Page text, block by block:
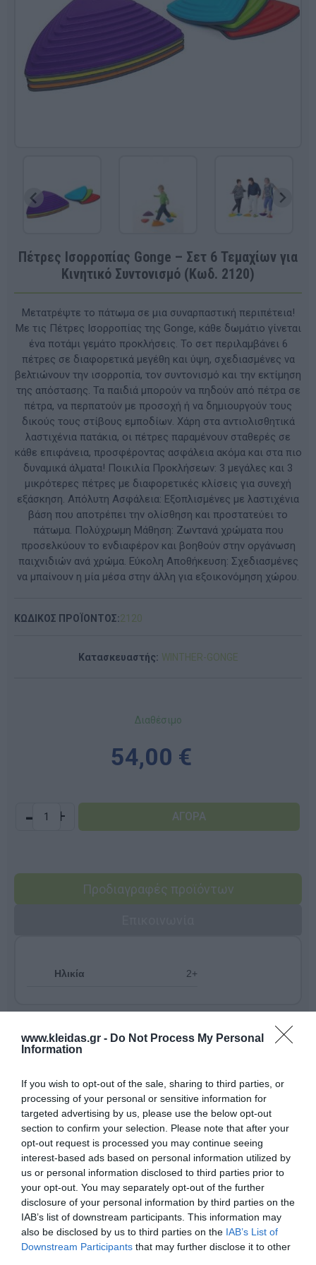
www.kleidas.gr - Do Not Process My Personal
Information
If you wish to opt-out of the sale, sharing to third parties, or
processing of your personal or sensitive information for
targeted advertising by us, please use the below opt-out
section to confirm your selection. Please note that after your
opt-out request is processed you may continue seeing
interest-based ads based on personal information utilized by
us or personal information disclosed to third parties prior to
your opt-out. You may separately opt-out of the further
disclosure of your personal information by third parties on the
IAB’s list of downstream participants. This information may
also be disclosed by us to third parties on the IAB’s List of
Downstream Participants that may further disclose it to other
Πέτρες Ισορροπίας Gonge – Σετ 6 Τεμαχίων για
Κινητικό Συντονισμό (Κωδ. 2120)
Μετατρέψτε το πάτωμα σε μια συναρπαστική περιπέτεια!
Με τις Πέτρες Ισορροπίας της Gonge, κάθε δωμάτιο γίνεται
ένα ποτάμι γεμάτο προκλήσεις. Το σετ περιλαμβάνει 6
πέτρες σε διαφορετικά μεγέθη και ύψη, σχεδιασμένες να
βελτιώνουν την ισορροπία, τον συντονισμό και την εκτίμηση
της απόστασης. Τα παιδιά μπορούν να πηδούν από πέτρα σε
πέτρα, να περπατούν με προσοχή ή να δημιουργούν τους
δικούς τους στίβους εμποδίων. Χάρη στα αντιολισθητικά
λαστιχένια πατάκια, οι πέτρες παραμένουν σταθερές σε
κάθε επιφάνεια, προσφέροντας ασφάλεια ακόμα και στα πιο
δυναμικά άλματα! Ποικιλία Προκλήσεων: 3 μεγάλες και 3
μικρότερες πέτρες με διαφορετικές κλίσεις για συνεχή
εξάσκηση. Απόλυτη Ασφάλεια: Εξοπλισμένες με λαστιχένια
βάση που αποτρέπει την ολίσθηση και προστατεύει το
πάτωμα. Πολύχρωμη Μάθηση: Ζωντανά χρώματα που
προσελκύουν το ενδιαφέρον και βοηθούν στην οργάνωση
παιχνιδιών ανά χρώμα. Εύκολη Αποθήκευση: Σχεδιασμένες
να μπαίνουν η μία μέσα στην άλλη για εξοικονόμηση χώρου.
ΚΩΔΙΚΟΣ ΠΡΟΪΟΝΤΟΣ:2120
Κατασκευαστής: WINTHER-GONGE
Διαθέσιμο
54,00 €
- +
Προδιαγραφές προϊόντων
Ηλικία 2+
Με μια περήφανη παράδοση που ξεκινά το1932 , η
δανέζικηWinther-Gongeμετατρέπει την κίνηση σε
πηγή χαράς. Αυτό που ξεκίνησε ως χόμπι του Anders
Winther, εξελίχθηκε σε μια οικογενειακή επιχείρηση